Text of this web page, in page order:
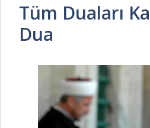
Tüm Duaları
Dua